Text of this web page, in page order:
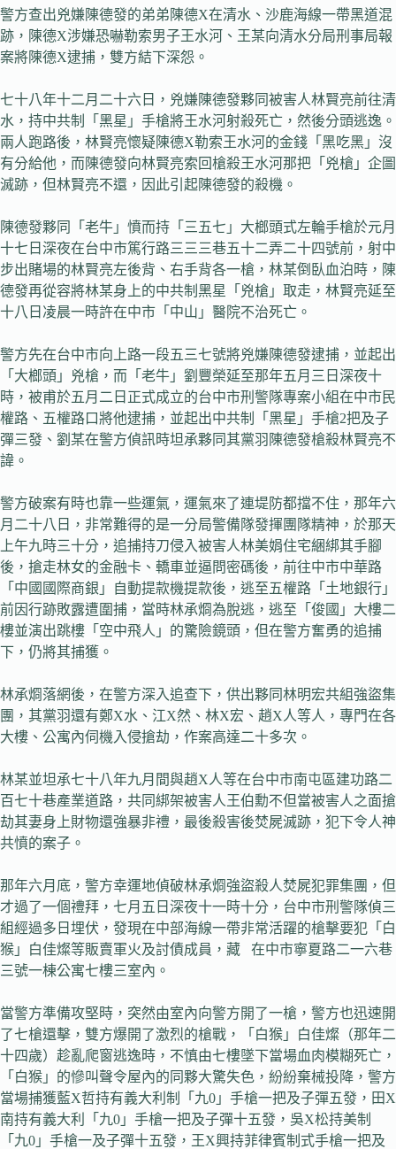
警方查出兇嫌陳德發的弟弟陳德X在清水、沙鹿海線一帶黑道混
跡，陳德X涉嫌恐嚇勒索男子王水河、王某向清水分局刑事局報
案將陳德X逮捕，雙方結下深怨。
七十八年十二月二十六日，兇嫌陳德發夥同被害人林賢亮前往清
水，持中共制「黑星」手槍將王水河射殺死亡，然後分頭逃逸。
兩人跑路後，林賢亮懷疑陳德X勒索王水河的金錢「黑吃黑」沒
有分給他，而陳德發向林賢亮索回槍殺王水河那把「兇槍」企圖
滅跡，但林賢亮不還，因此引起陳德發的殺機。
陳德發夥同「老牛」憤而持「三五七」大榔頭式左輪手槍於元月
十七日深夜在台中市篤行路三三三巷五十二弄二十四號前，射中
步出賭場的林賢亮左後背、右手背各一槍，林某倒臥血泊時，陳
德發再從容將林某身上的中共制黑星「兇槍」取走，林賢亮延至
十八日凌晨一時許在中市「中山」醫院不治死亡。
警方先在台中市向上路一段五三七號將兇嫌陳德發逮捕，並起出
「大榔頭」兇槍，而「老牛」劉豐榮延至那年五月三日深夜十
時，被甫於五月二日正式成立的台中市刑警隊專案小組在中市民
權路、五權路口將他逮捕，並起出中共制「黑星」手槍2把及子
彈三發、劉某在警方偵訊時坦承夥同其黨羽陳德發槍殺林賢亮不
諱。
警方破案有時也靠一些運氣，運氣來了連堤防都擋不住，那年六
月二十八日，非常難得的是一分局警備隊發揮團隊精神，於那天
上午九時三十分，追捕持刀侵入被害人林美娟住宅綑綁其手腳
後，搶走林女的金融卡、轎車並逼問密碼後，前往中市中華路
「中國國際商銀」自動提款機提款後，逃至五權路「土地銀行」
前因行跡敗露遭圍捕，當時林承烱為脫逃，逃至「俊國」大樓二
樓並演出跳樓「空中飛人」的驚險鏡頭，但在警方奮勇的追捕
下，仍將其捕獲。
林承烱落網後，在警方深入追查下，供出夥同林明宏共組強盜集
團，其黨羽還有鄭X水、江X然、林X宏、趙X人等人，專門在各
大樓、公寓內伺機入侵搶劫，作案高達二十多次。
林某並坦承七十八年九月間與趙X人等在台中市南屯區建功路二
百七十巷產業道路，共同綁架被害人王伯勳不但當被害人之面搶
劫其妻身上財物還強暴非禮，最後殺害後焚屍滅跡，犯下令人神
共憤的案子。
那年六月底，警方幸運地偵破林承烱強盜殺人焚屍犯罪集團，但
才過了一個禮拜，七月五日深夜十一時十分，台中市刑警隊偵三
組經過多日埋伏，發現在中部海線一帶非常活躍的槍擊要犯「白
猴」白佳燦等販賣軍火及討債成員，藏 在中市寧夏路二一六巷
三號一棟公寓七樓三室內。
當警方準備攻堅時，突然由室內向警方開了一槍，警方也迅速開
了七槍還擊，雙方爆開了激烈的槍戰，「白猴」白佳燦（那年二
十四歲）趁亂爬窗逃逸時，不慎由七樓墜下當場血肉模糊死亡，
「白猴」的慘叫聲令屋內的同夥大驚失色，紛紛棄械投降，警方
當場捕獲藍X哲持有義大利制「九0」手槍一把及子彈五發，田X
南持有義大利「九0」手槍一把及子彈十五發，吳X松持美制
「九0」手槍一及子彈十五發，王X興持菲律賓制式手槍一把及